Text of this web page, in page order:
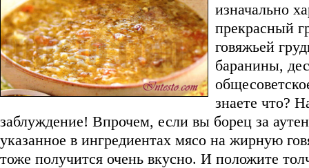
изначально
прекрасный
говяжьей
баранины,
знаете что?
заблуждение! Впрочем, если вы борец за
указанное в ингредиентах мясо на жирную
тоже получится очень вкусно. И положите